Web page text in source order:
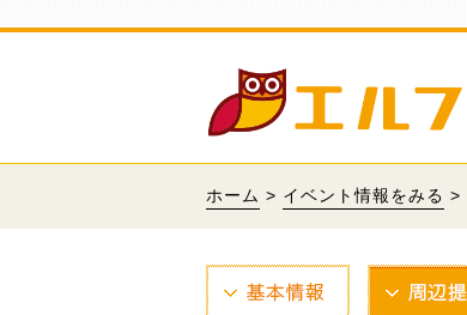
ホーム > イベント情報をみる >